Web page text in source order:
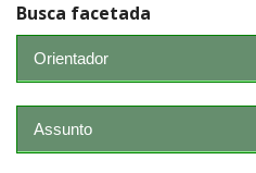
Busca facetada
Orientador
Assunto